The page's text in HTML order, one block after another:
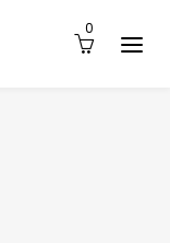
0